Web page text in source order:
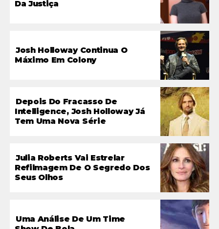
Da Justiça
Josh Holloway Continua O
Máximo Em Colony
Depois Do Fracasso De
Intelligence, Josh Holloway Já
Tem Uma Nova Série
Julia Roberts Vai Estrelar
Refilmagem De O Segredo Dos
Seus Olhos
Uma Análise De Um Time